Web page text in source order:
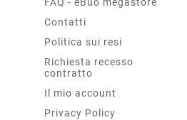
FAQ - eBuò megastore
Contatti
Politica sui resi
Richiesta recesso
contratto
Il mio account
Privacy Policy